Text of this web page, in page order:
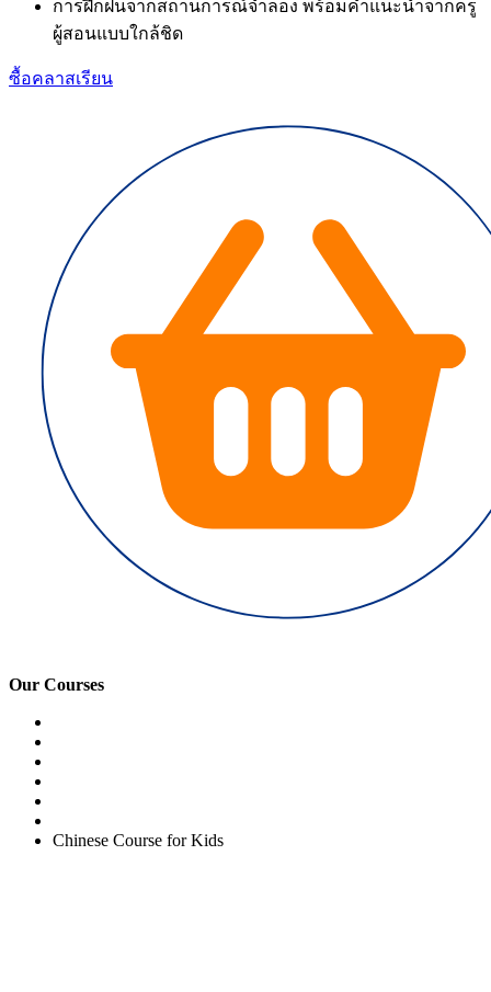
การฝึกฝนจากสถานการณ์จำลอง พร้อมคำแนะนำจากครู
ผู้สอนแบบใกล้ชิด
ซื้อคลาสเรียน
Our Courses
Chinese Course for Kids